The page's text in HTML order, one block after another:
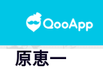
原恵一